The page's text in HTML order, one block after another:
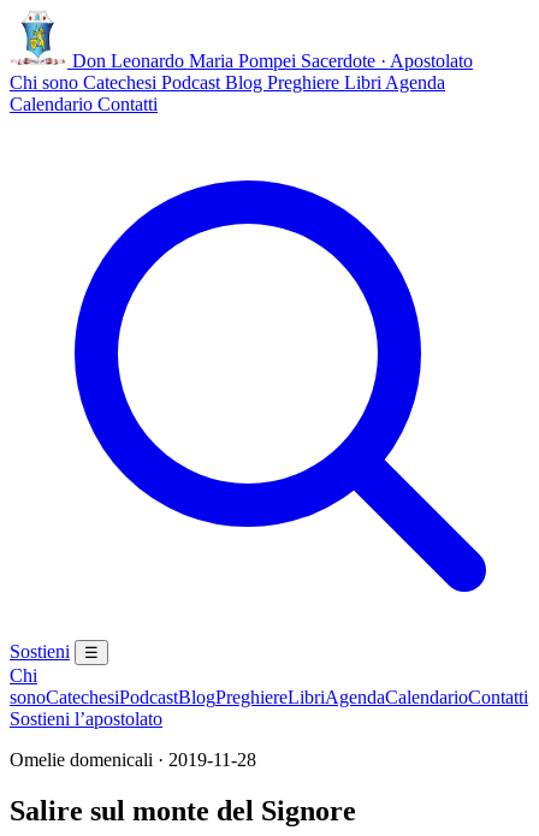
Don Leonardo Maria Pompei Sacerdote · Apostolato
Chi sono Catechesi Podcast Blog Preghiere Libri Agenda
Calendario Contatti
Sostieni ☰
Chi
sonoCatechesiPodcastBlogPreghiereLibriAgendaCalendarioContatti
Sostieni l’apostolato
Omelie domenicali · 2019-11-28
Salire sul monte del Signore